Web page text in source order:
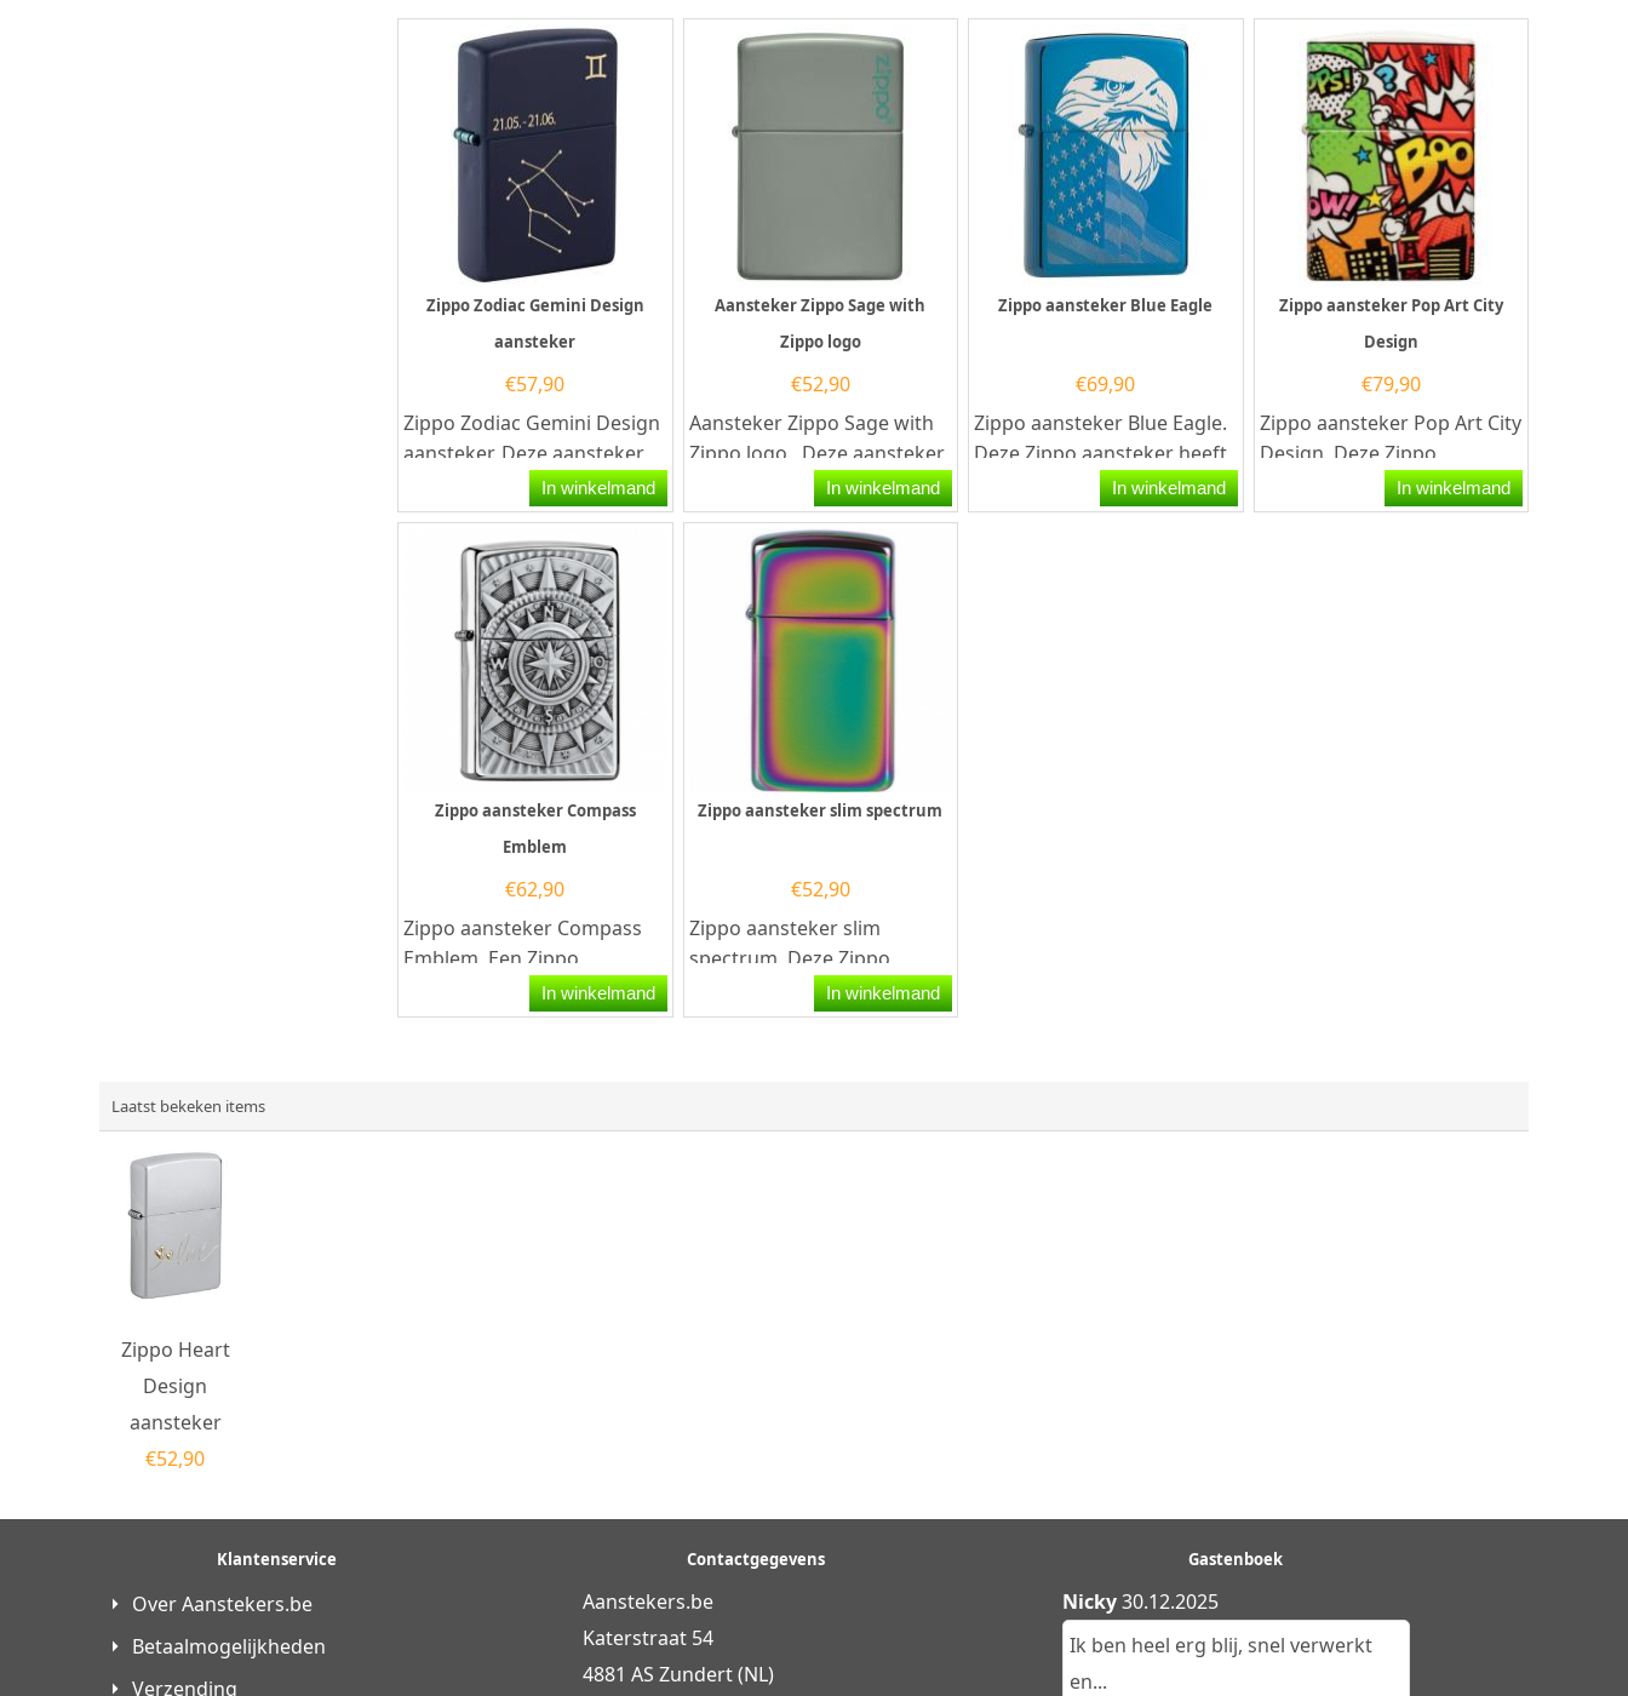
Zippo Zodiac Gemini Design
aansteker
€57,90
Zippo Zodiac Gemini Design
aansteker. Deze aansteker
Zippo is afgewerkt met een
mat navy...
In winkelmand
Aansteker Zippo Sage with
Zippo logo
€52,90
Aansteker Zippo Sage with
Zippo logo. Deze aansteker
van zippo heeft rondom een
mat...
In winkelmand
Zippo aansteker Blue Eagle
€69,90
Zippo aansteker Blue Eagle.
Deze Zippo aansteker heeft
een high polish afwerking
en aan de...
In winkelmand
Zippo aansteker Pop Art City
Design
€79,90
Zippo aansteker Pop Art City
Design. Deze Zippo
aansteker heeft een
slijtvaste cartoon print in...
In winkelmand
Zippo aansteker Compass
Emblem
€62,90
Zippo aansteker Compass
Emblem. Een Zippo
aansteker is een
kwalitatief...
In winkelmand
Zippo aansteker slim spectrum
€52,90
Zippo aansteker slim
spectrum. Deze Zippo
aansteker heeft een
hoogglans
In winkelmand
Laatst bekeken items
Zippo Heart
Design
aansteker
€52,90
Klantenservice
Over Aanstekers.be
Betaalmogelijkheden
Verzending
Contactgegevens
Aanstekers.be
Katerstraat 54
4881 AS Zundert (NL)
Gastenboek
Nicky30.12.2025
Ik ben heel erg blij, snel verwerkt
en...